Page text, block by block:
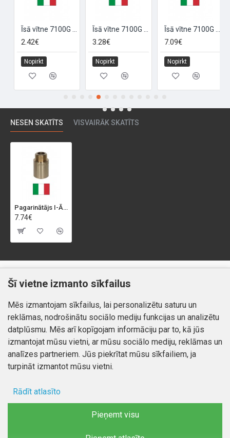
Īsā vītne 7100G 1/2X60, 1/2X60
2.42€
Nopirkt
Īsā vītne 7100G 1/2X80, 1/2X80
3.28€
Nopirkt
Īsā vītne 7100G 1X100, 1X100
7.09€
Nopirkt
NESEN SKATĪTS VISVAIRĀK SKATĪTS
Pagarinātājs I-Ā 6003001050G 1*X50, 1X50
7.74€
Klientiem
Kontakti
Preču atgriešana
Mans profils
Mans profils
Pasūtījumi
Piegāde un apmaksa
Atteikuma tiesības
Privātuma politika
Kontakti
Autortiesības © 2026, www.autobode.lv, Visas tiesības
Šī vietne izmanto sīkfailus
Mēs izmantojam sīkfailus, lai personalizētu saturu un
reklāmas, nodrošinātu sociālo mediju funkcijas un analizētu
datplūsmu. Mēs arī kopīgojam informāciju par to, kā jūs
izmantojat mūsu vietni, ar mūsu sociālo mediju, reklāmas un
analīzes partneriem. Jūs piekrītat mūsu sīkfailiem, ja
turpināt izmantot mūsu vietni.
Rādīt atlasīto
Pieņemt visu